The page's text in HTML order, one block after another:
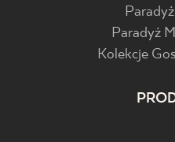
Paradyż
Kolekcje